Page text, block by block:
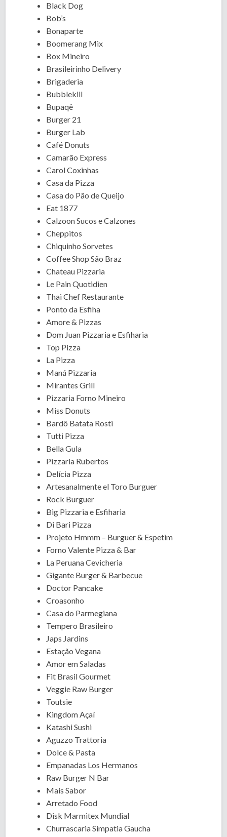
Black Dog
Bob’s
Bonaparte
Boomerang Mix
Box Mineiro
Brasileirinho Delivery
Brigaderia
Bubblekill
Bupaqê
Burger 21
Burger Lab
Café Donuts
Camarão Express
Carol Coxinhas
Casa da Pizza
Casa do Pão de Queijo
Eat 1877
Calzoon Sucos e Calzones
Cheppitos
Chiquinho Sorvetes
Coffee Shop São Braz
Chateau Pizzaria
Le Pain Quotidien
Thai Chef Restaurante
Ponto da Esfiha
Amore & Pizzas
Dom Juan Pizzaria e Esfiharia
Top Pizza
La Pizza
Maná Pizzaria
Mirantes Grill
Pizzaria Forno Mineiro
Miss Donuts
Bardô Batata Rosti
Tutti Pizza
Bella Gula
Pizzaria Rubertos
Delícia Pizza
Artesanalmente el Toro Burguer
Rock Burguer
Big Pizzaria e Esfiharia
Di Bari Pizza
Projeto Hmmm – Burguer & Espetim
Forno Valente Pizza & Bar
La Peruana Cevicheria
Gigante Burger & Barbecue
Doctor Pancake
Croasonho
Casa do Parmegiana
Tempero Brasileiro
Japs Jardins
Estação Vegana
Amor em Saladas
Fit Brasil Gourmet
Veggie Raw Burger
Toutsie
Kingdom Açaí
Katashi Sushi
Aguzzo Trattoria
Dolce & Pasta
Empanadas Los Hermanos
Raw Burger N Bar
Mais Sabor
Arretado Food
Disk Marmitex Mundial
Churrascaria Simpatia Gaucha